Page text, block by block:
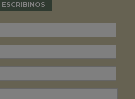
ESCRIBINOS